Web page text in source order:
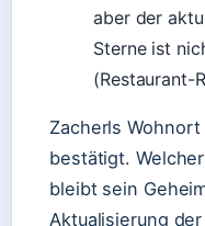
aber der
Sterne ist
(Restaurant-
Zacherls
bestätigt.
bleibt sein
Aktualisierung